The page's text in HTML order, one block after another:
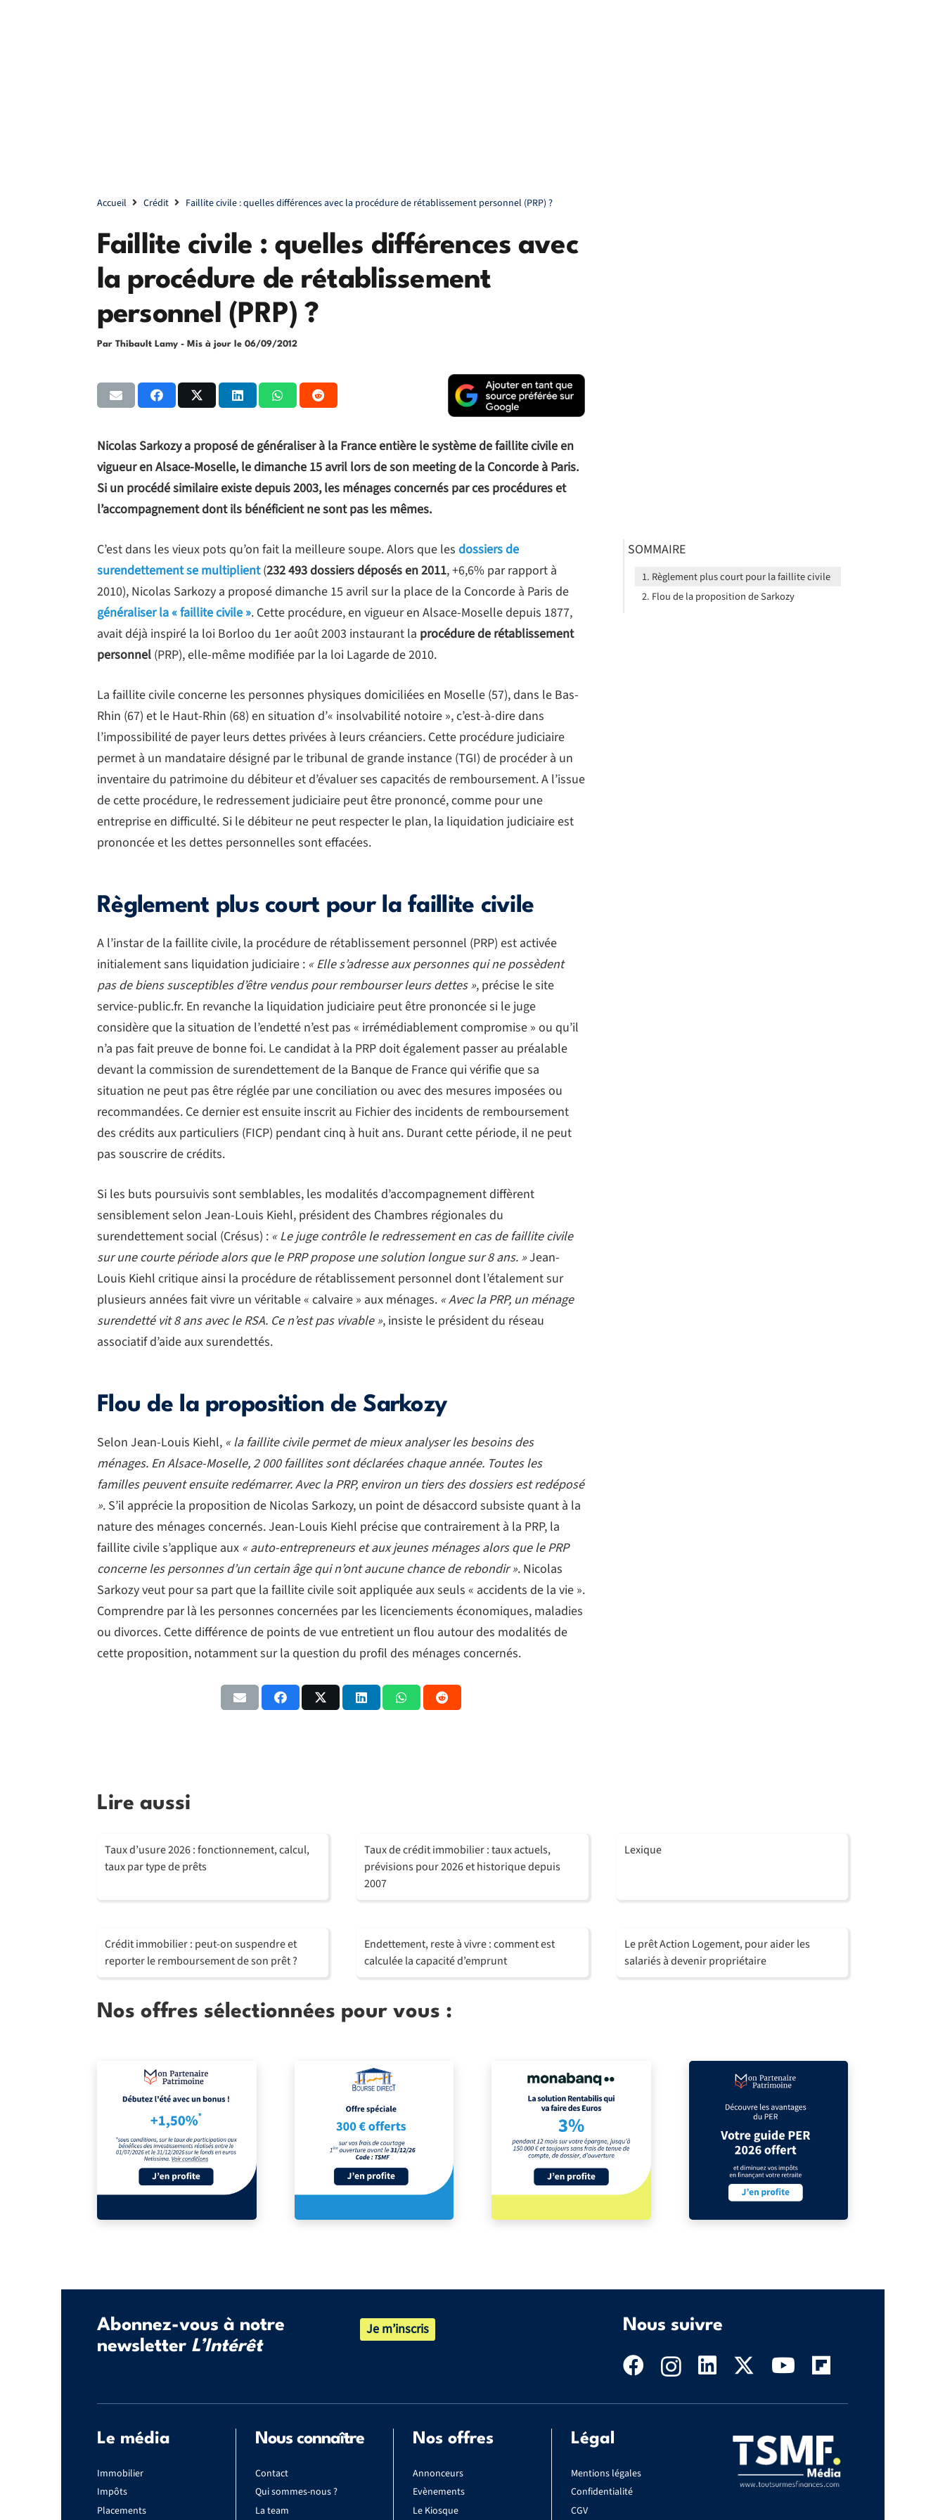
Accueil Crédit Faillite civile : quelles différences avec la procédure de rétablissement personnel (PRP) ?
Faillite civile : quelles différences avec
la procédure de rétablissement
personnel (PRP) ?
Par Thibault Lamy - Mis à jour le 06/09/2012
Nicolas Sarkozy a proposé de généraliser à la France entière le système de faillite civile en
vigueur en Alsace-Moselle, le dimanche 15 avril lors de son meeting de la Concorde à Paris.
Si un procédé similaire existe depuis 2003, les ménages concernés par ces procédures et
l’accompagnement dont ils bénéficient ne sont pas les mêmes.
C’est dans les vieux pots qu’on fait la meilleure soupe. Alors que les dossiers de
surendettement se multiplient(232 493 dossiers déposés en 2011, +6,6% par rapport à
2010), Nicolas Sarkozy a proposé dimanche 15 avril sur la place de la Concorde à Paris de
généraliser la «faillite civile ». Cette procédure, en vigueur en Alsace-Moselle depuis 1877,
avait déjà inspiré la loi Borloo du 1er août 2003 instaurant la procédure de rétablissement
personnel (PRP), elle-même modifiée par la loi Lagarde de 2010.
La faillite civile concerne les personnes physiques domiciliées en Moselle (57), dans le Bas-
Rhin (67) et le Haut-Rhin (68) en situation d’« insolvabilité notoire », c’est-à-dire dans
l’impossibilité de payer leurs dettes privées à leurs créanciers. Cette procédure judiciaire
permet à un mandataire désigné par le tribunal de grande instance (TGI) de procéder à un
inventaire du patrimoine du débiteur et d’évaluer ses capacités de remboursement. A l’issue
de cette procédure, le redressement judiciaire peut être prononcé, comme pour une
entreprise en difficulté. Si le débiteur ne peut respecter le plan, la liquidation judiciaire est
prononcée et les dettes personnelles sont effacées.
Règlement plus court pour la faillite civile
A l’instar de la faillite civile, la procédure de rétablissement personnel (PRP) est activée
initialement sans liquidation judiciaire : « Elle s’adresse aux personnes qui ne possèdent
pas de biens susceptibles d’être vendus pour rembourser leurs dettes », précise le site
service-public.fr. En revanche la liquidation judiciaire peut être prononcée si le juge
considère que la situation de l’endetté n’est pas « irrémédiablement compromise » ou qu’il
n’a pas fait preuve de bonne foi. Le candidat à la PRP doit également passer au préalable
devant la commission de surendettement de la Banque de France qui vérifie que sa
situation ne peut pas être réglée par une conciliation ou avec des mesures imposées ou
recommandées. Ce dernier est ensuite inscrit au Fichier des incidents de remboursement
des crédits aux particuliers (FICP) pendant cinq à huit ans. Durant cette période, il ne peut
pas souscrire de crédits.
Si les buts poursuivis sont semblables, les modalités d’accompagnement diffèrent
sensiblement selon Jean-Louis Kiehl, président des Chambres régionales du
surendettement social (Crésus) : « Le juge contrôle le redressement en cas de faillite civile
sur une courte période alors que le PRP propose une solution longue sur 8 ans. »Jean-
Louis Kiehl critique ainsi la procédure de rétablissement personnel dont l’étalement sur
plusieurs années fait vivre un véritable « calvaire » aux ménages. « Avec la PRP, un ménage
surendetté vit 8 ans avec le RSA. Ce n’est pas vivable », insiste le président du réseau
associatif d’aide aux surendettés.
Flou de la proposition de Sarkozy
Selon Jean-Louis Kiehl, « la faillite civile permet de mieux analyser les besoins des
ménages. En Alsace-Moselle, 2 000 faillites sont déclarées chaque année. Toutes les
familles peuvent ensuite redémarrer. Avec la PRP, environ un tiers des dossiers est redéposé
». S’il apprécie la proposition de Nicolas Sarkozy, un point de désaccord subsiste quant à la
nature des ménages concernés. Jean-Louis Kiehl précise que contrairement à la PRP, la
faillite civile s’applique aux « auto-entrepreneurs et aux jeunes ménages alors que le PRP
concerne les personnes d’un certain âge qui n’ont aucune chance de rebondir ». Nicolas
Sarkozy veut pour sa part que la faillite civile soit appliquée aux seuls « accidents de la vie ».
Comprendre par là les personnes concernées par les licenciements économiques, maladies
ou divorces. Cette différence de points de vue entretient un flou autour des modalités de
cette proposition, notamment sur la question du profil des ménages concernés.
SOMMAIRE
Règlement plus court pour la faillite civile
Flou de la proposition de Sarkozy
Lire aussi
Taux d’usure 2026 : fonctionnement, calcul,
taux par type de prêts
Taux de crédit immobilier : taux actuels,
prévisions pour 2026 et historique depuis
2007
Lexique
Crédit immobilier : peut-on suspendre et
reporter le remboursement de son prêt ?
Endettement, reste à vivre : comment est
calculée la capacité d’emprunt
Le prêt Action Logement, pour aider les
salariés à devenir propriétaire
Nos offres sélectionnées pour vous :
Abonnez-vous à notre
newsletter L’Intérêt
Je m’inscris Nous suivre
Le média
Immobilier
Impôts
Placements
Nous connaître
Contact
Qui sommes-nous ?
La team
Nos offres
Annonceurs
Evènements
Le Kiosque
Légal
Mentions légales
Confidentialité
CGV